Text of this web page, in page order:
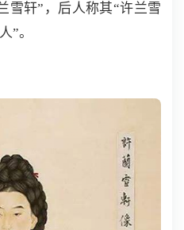
雪轩”，后人称其“许兰雪
”。